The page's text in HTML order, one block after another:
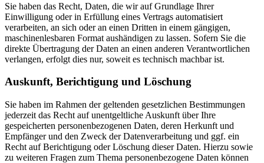
Sie haben das Recht, Daten, die wir auf Grundlage Ihrer
Einwilligung oder in Erfüllung eines Vertrags automatisiert
verarbeiten, an sich oder an einen Dritten in einem gängigen,
maschinenlesbaren Format aushändigen zu lassen. Sofern Sie die
direkte Übertragung der Daten an einen anderen Verantwortlichen
verlangen, erfolgt dies nur, soweit es technisch machbar ist.
Auskunft, Berichtigung und Löschung
Sie haben im Rahmen der geltenden gesetzlichen Bestimmungen
jederzeit das Recht auf unentgeltliche Auskunft über Ihre
gespeicherten personenbezogenen Daten, deren Herkunft und
Empfänger und den Zweck der Datenverarbeitung und ggf. ein
Recht auf Berichtigung oder Löschung dieser Daten. Hierzu sowie
zu weiteren Fragen zum Thema personenbezogene Daten können